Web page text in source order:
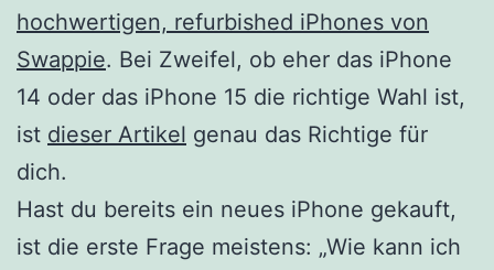
hochwertigen, refurbished iPhones von
Swappie. Bei Zweifel, ob eher das iPhone
14 oder das iPhone 15 die richtige Wahl ist,
ist dieser Artikel genau das Richtige für
dich.
Hast du bereits ein neues iPhone gekauft,
ist die erste Frage meistens: „Wie kann ich